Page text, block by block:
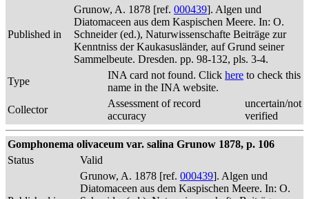
Published in
Grunow, A. 1878 [ref. 000439]. Algen und
Diatomaceen aus dem Kaspischen Meere. In: O.
Schneider (ed.), Naturwissenschafte Beiträge zur
Kenntniss der Kaukasusländer, auf Grund seiner
Sammelbeute. Dresden. pp. 98-132, pls. 3-4.
Type
INA card not found. Click here to check this
name in the INA website.
Collector
Assessment of record
accuracy
uncertain/not
verified
Gomphonema olivaceum var. salina Grunow 1878, p. 106
Status
Valid
Grunow, A. 1878 [ref. 000439]. Algen und
Diatomaceen aus dem Kaspischen Meere. In: O.